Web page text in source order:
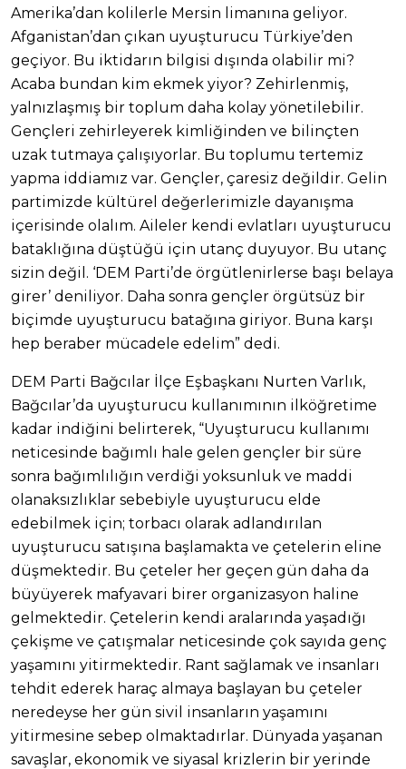
Amerika’dan kolilerle Mersin limanına geliyor.
Afganistan’dan çıkan uyuşturucu Türkiye’den
geçiyor. Bu iktidarın bilgisi dışında olabilir mi?
Acaba bundan kim ekmek yiyor? Zehirlenmiş,
yalnızlaşmış bir toplum daha kolay yönetilebilir.
Gençleri zehirleyerek kimliğinden ve bilinçten
uzak tutmaya çalışıyorlar. Bu toplumu tertemiz
yapma iddiamız var. Gençler, çaresiz değildir. Gelin
partimizde kültürel değerlerimizle dayanışma
içerisinde olalım. Aileler kendi evlatları uyuşturucu
bataklığına düştüğü için utanç duyuyor. Bu utanç
sizin değil. ‘DEM Parti’de örgütlenirlerse başı belaya
girer’ deniliyor. Daha sonra gençler örgütsüz bir
biçimde uyuşturucu batağına giriyor. Buna karşı
hep beraber mücadele edelim” dedi.
DEM Parti Bağcılar İlçe Eşbaşkanı Nurten Varlık,
Bağcılar’da uyuşturucu kullanımının ilköğretime
kadar indiğini belirterek, “Uyuşturucu kullanımı
neticesinde bağımlı hale gelen gençler bir süre
sonra bağımlılığın verdiği yoksunluk ve maddi
olanaksızlıklar sebebiyle uyuşturucu elde
edebilmek için; torbacı olarak adlandırılan
uyuşturucu satışına başlamakta ve çetelerin eline
düşmektedir. Bu çeteler her geçen gün daha da
büyüyerek mafyavari birer organizasyon haline
gelmektedir. Çetelerin kendi aralarında yaşadığı
çekişme ve çatışmalar neticesinde çok sayıda genç
yaşamını yitirmektedir. Rant sağlamak ve insanları
tehdit ederek haraç almaya başlayan bu çeteler
neredeyse her gün sivil insanların yaşamını
yitirmesine sebep olmaktadırlar. Dünyada yaşanan
savaşlar, ekonomik ve siyasal krizlerin bir yerinde